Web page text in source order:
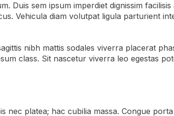
Duis sem ipsum imperdiet dignissim
Vehicula diam volutpat ligula parturient
nibh mattis sodales viverra placerat
class. Sit nascetur viverra leo egestas
platea; hac cubilia massa. Congue